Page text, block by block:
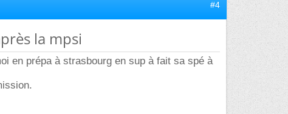
#4
la mpsi
en prépa à strasbourg en sup à fait sa spé à